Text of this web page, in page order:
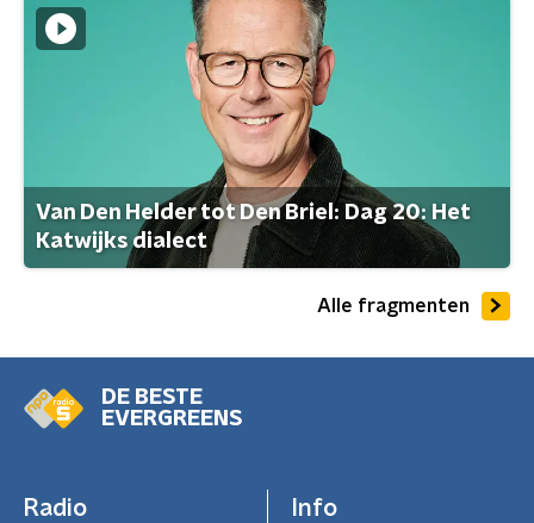
Van Den Helder tot Den Briel: Dag 20: Het
Katwijks dialect
Alle fragmenten
DE BESTE
EVERGREENS
Radio Info